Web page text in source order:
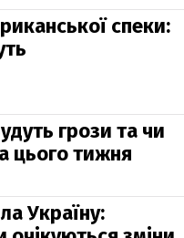
спеки:
грози та чи
цього тижня
Україну: